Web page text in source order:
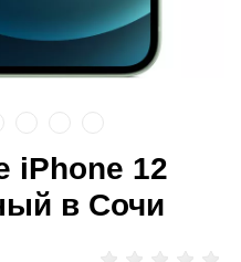
iPhone 12
в Сочи